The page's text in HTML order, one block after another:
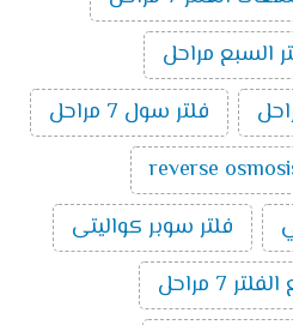
السبع مراحل
فلتر سول 7 مراحل
فلتر سوبر كواليتى
7 مراحل